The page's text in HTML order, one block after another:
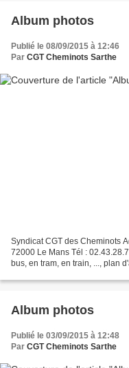
Album photos
Publié le 08/09/2015 à 12:46
Par CGT Cheminots Sarthe
Syndicat CGT des Cheminots
72000 Le Mans Tél :
bus, en tram, en train, ..., plan
Album photos
Publié le 03/09/2015 à 12:48
Par CGT Cheminots Sarthe